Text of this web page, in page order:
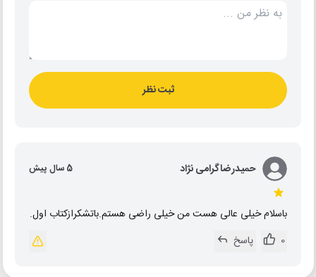
ثبت نظر
حمیدرضاگرامی نژاد 5 سال پیش
باسلام خیلی عالی هست من خیلی راضی هستم.باتشکرازکتاب اول.
0
پاسخ